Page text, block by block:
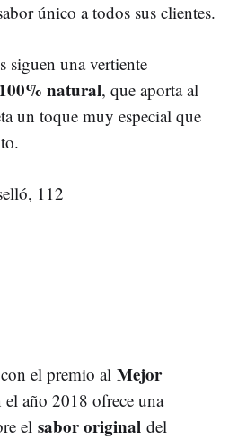
único a todos sus clientes.
siguen una vertiente
natural, que aporta al
un toque muy especial que
112
el premio al Mejor
el año 2018 ofrece una
el sabor original del